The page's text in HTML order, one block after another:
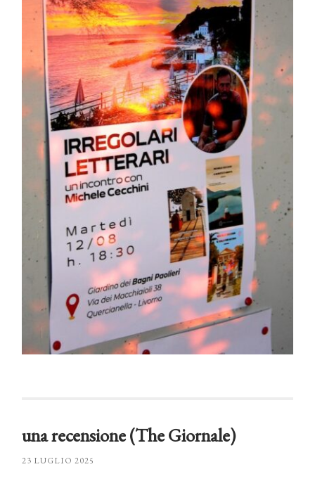
una recensione (The Giornale)
23 LUGLIO 2025